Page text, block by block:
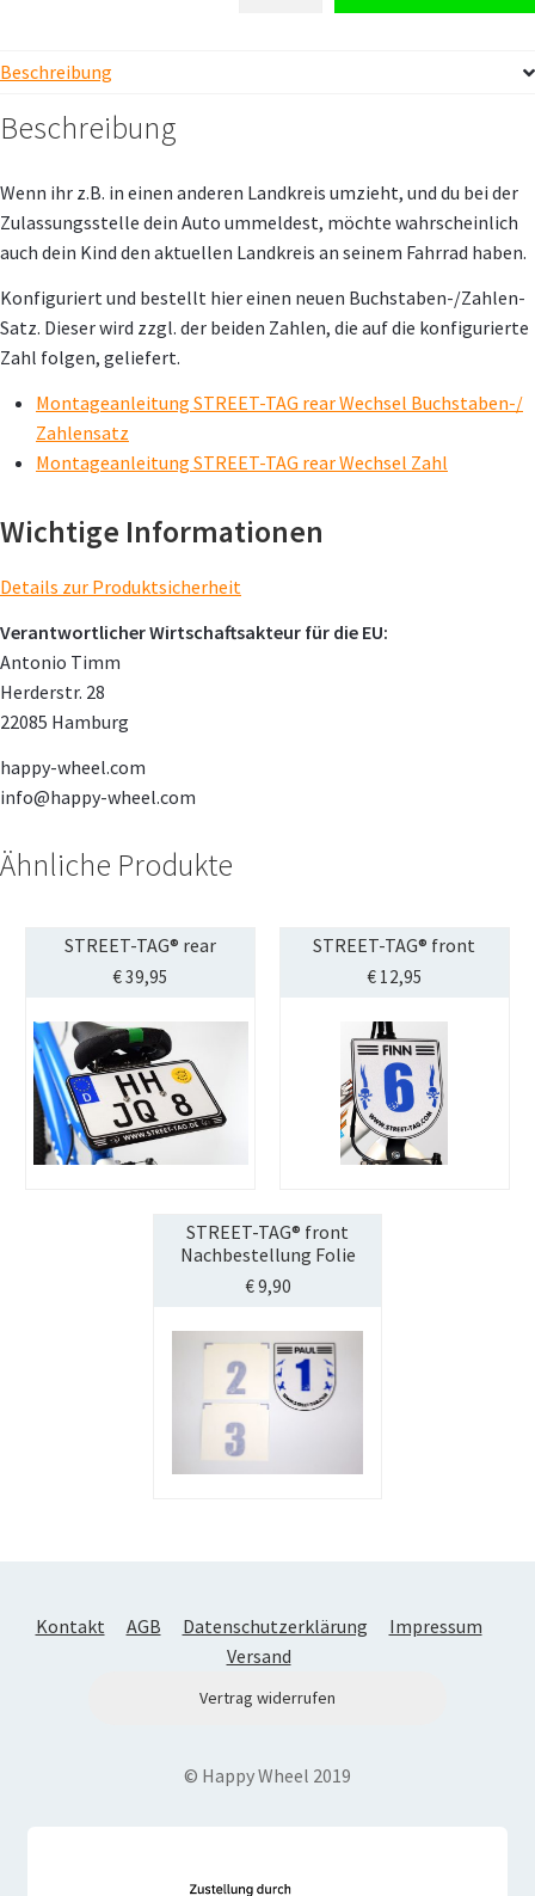
Beschreibung
Beschreibung
Wenn ihr z.B. in einen anderen Landkreis umzieht, und du bei der
Zulassungsstelle dein Auto ummeldest, möchte wahrscheinlich
auch dein Kind den aktuellen Landkreis an seinem Fahrrad haben.
Konfiguriert und bestellt hier einen neuen Buchstaben-/Zahlen-
Satz. Dieser wird zzgl. der beiden Zahlen, die auf die konfigurierte
Zahl folgen, geliefert.
Montageanleitung STREET-TAG rear Wechsel Buchstaben-/
Zahlensatz
Montageanleitung STREET-TAG rear Wechsel Zahl
Wichtige Informationen
Details zur Produktsicherheit
Verantwortlicher Wirtschaftsakteur für die EU:
Antonio Timm
Herderstr. 28
22085 Hamburg
happy-wheel.com
info@happy-wheel.com
Ähnliche Produkte
STREET-TAG® rear
€39,95
STREET-TAG® front
€12,95
STREET-TAG® front
Nachbestellung Folie
€9,90
Kontakt AGB Datenschutzerklärung
Impressum
Versand
Vertrag widerrufen
© Happy Wheel 2019